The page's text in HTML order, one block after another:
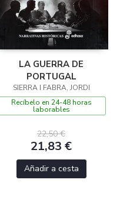
LA GUERRA DE
PORTUGAL
SIERRA I FABRA, JORDI
Recíbelo en 24-48 horas
laborables
22,50 €
21,83 €
Añadir a cesta